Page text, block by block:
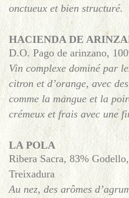
onctueux et bien structuré.
HACIENDA DE
D.O. Pago de arinzano,
Vin complexe dominé par
citron et d’orange, avec
comme la mangue et la
crémeux et frais avec une
LA POLA
Ribera Sacra, 83%
Treixadura
Au nez, des arômes